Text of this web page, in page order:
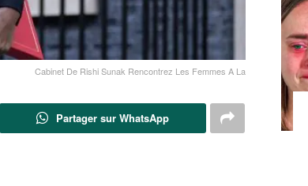
Cabinet De Rishi Sunak Rencontrez Les Femmes A La
Partager sur WhatsApp